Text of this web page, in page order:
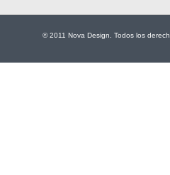
© 2011 Nova Design. Todos los